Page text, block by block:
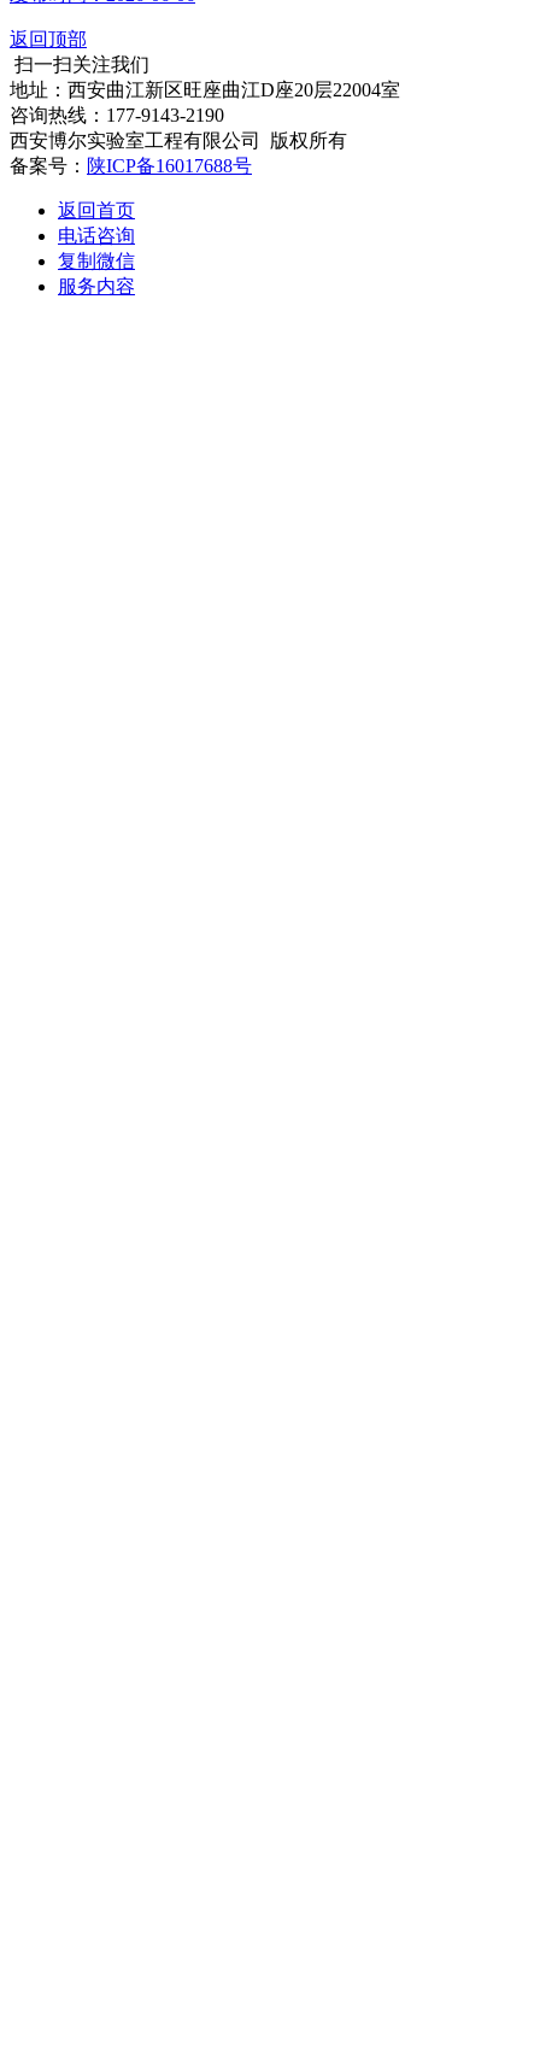
返回顶部
扫一扫关注我们
地址：西安曲江新区旺座曲江D座20层22004室
咨询热线：177-9143-2190
西安博尔实验室工程有限公司 版权所有
备案号： 陕ICP备16017688号
返回首页
电话咨询
复制微信
服务内容